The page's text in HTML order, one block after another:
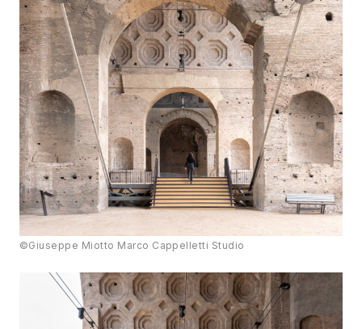
©Giuseppe Miotto Marco Cappelletti Studio